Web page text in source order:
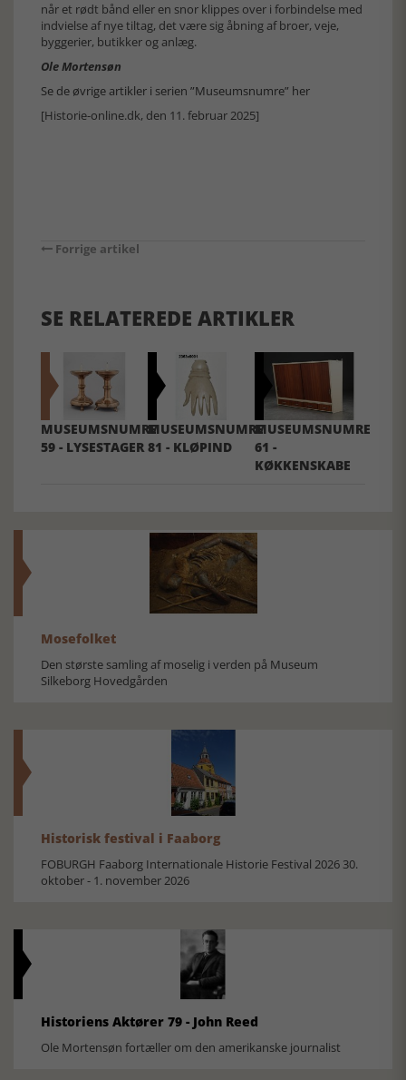
når et rødt bånd eller en snor klippes over i forbindelse med
indvielse af nye tiltag, det være sig åbning af broer, veje,
byggerier, butikker og anlæg.
Ole Mortensøn
Se de øvrige artikler i serien ”Museumsnumre” her
[Historie-online.dk, den 11. februar 2025]
Forrige artikel
SE RELATEREDE ARTIKLER
MUSEUMSNUMRE
59 - LYSESTAGER
MUSEUMSNUMRE
81 - KLØPIND
MUSEUMSNUMRE
61 -
KØKKENSKABE
Mosefolket
Den største samling af moselig i verden på Museum
Silkeborg Hovedgården
Historisk festival i Faaborg
FOBURGH Faaborg Internationale Historie Festival 2026 30.
oktober - 1. november 2026
Historiens Aktører 79 - John Reed
Ole Mortensøn fortæller om den amerikanske journalist